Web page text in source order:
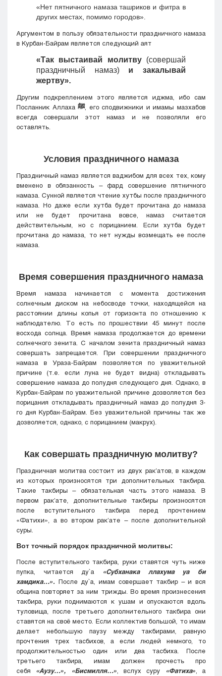
«Нет пятничного намаза ташриков и фитра в
других местах, помимо городов».
Аргументом в пользу обязательности праздничного намаза
в Курбан-Байрам является следующий аят
«Так выстаивай молитву (совершай
праздничный намаз)и закалывай
жертву».
Другим подкреплением этого является иджма, ибо сам
Посланник Аллахаﷺ, его сподвижники и имамы мазхабов
всегда совершали этот намаз и не позволяли его
оставлять.
Условия праздничного намаза
Праздничный намаз является ваджибом для всех тех, кому
вменено в обязанность – фард совершение пятничного
намаза. Сунной является чтение хутбы после праздничного
намаза. Но даже если хутба будет прочитана до намаза
или не будет прочитана вовсе, намаз считается
действительным, но с порицанием. Если хутба будет
прочитана до намаза, то нет нужды возмещать ее после
намаза.
Время совершения праздничного намаза
Время намаза начинается с момента достижения
солнечным диском на небосводе точки, находящейся на
расстоянии длины копья от горизонта по отношению к
наблюдателю. То есть по прошествии 45 минут после
восхода солнца. Время намаза продолжается до времени
солнечного зенита. С началом зенита праздничный намаз
совершать запрещается. При совершении праздничного
намаза в Ураза-Байрам позволяется по уважительной
причине (т.е. если луна не будет видна) откладывать
совершение намаза до полудня следующего дня. Однако, в
Курбан-Байрам по уважительной причине дозволяется без
порицания откладывать праздничный намаз до полудня 3-
го дня Курбан-Байрам. Без уважительной причины так же
дозволяется, однако, с порицанием (макрух).
Как совершать праздничную молитву?
Праздничная молитва состоит из двух рак’атов, в каждом
из которых произносятся три дополнительных такбира.
Такие такбиры – обязательная часть этого намаза. В
первом рак’ате, дополнительные такбиры произносятся
после вступительного такбира перед прочтением
«Фатихи», а во втором рак’ате – после дополнительной
суры.
Вот точный порядок праздничной молитвы:
После вступительного такбира, руки ставятся чуть ниже
пупка, читается ду`а
«Субханака ллахума уа би
хамдика…». После ду`а, имам совершает такбир – и вся
община повторяет за ним трижды. Во время произнесения
такбира, руки поднимаются к ушам и опускаются вдоль
туловища, после третьего дополнительного такбира они
ставятся на своё место. Если коллектив большой, то имам
делает небольшую паузу между такбирами, равную
прочтения трех тасбихов, а если людей немного, то
продолжительностью один или два тасбиха. После
третьего такбира, имам должен прочесть про
себя
«Аузу…», «Бисмилля…» , вслух суру «Фатиха» , а